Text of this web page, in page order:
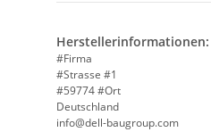
Herstellerinformationen:
#Firma
#Strasse #1
#59774 #Ort
Deutschland
info@dell-baugroup.com